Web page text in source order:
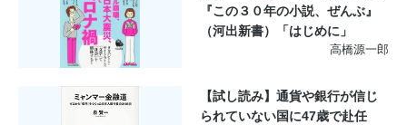
『この３０年の小説、ぜんぶ』
（河出新書）「はじめに」
高橋源一郎
【試し読み】通貨や銀行が信じ
られていない国に47歳で赴任